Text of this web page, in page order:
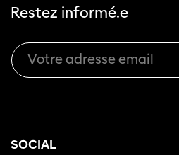
Restez informé.e
SOCIAL